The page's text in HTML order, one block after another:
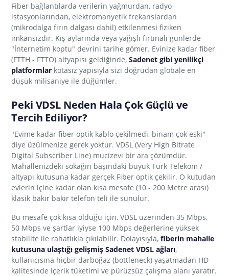
Fiber bağlantılarda verilerin yağmurdan, radyo
istasyonlarından, elektromanyetik frekanslardan
(mikrodalga fırın dalgası dahil) etkilenmesi fiziken
imkansızdır. Kış aylarında veya yağışlı fırtınalı günlerde
"İnternetim koptu" devrini tarihe gömer. Evinize kadar fiber
(FTTH - FTTO) altyapısı geldiğinde,Sadenet gibi yenilikçi
platformlar kotasız yapısıyla sizi doğrudan globale en
düşük milisaniye ile düğümler.
Peki VDSL Neden Hala Çok Güçlü ve
Tercih Ediliyor?
"Evime kadar fiber optik kablo çekilmedi, binam çok eski"
diye üzülmenize gerek yoktur. VDSL (Very High Bitrate
Digital Subscriber Line) mucizevi bir ara çözümdür.
Mahallenizdeki sokağın başındaki büyük Türk Telekom /
altyapı kutusuna kadar gerçek Fiber optik çekilir. O kutudan
evlerin içine kadar olan kısa mesafe (10 - 200 Metre arası)
klasik bakır bakır telefon teli ile sunulur.
Bu mesafe çok kısa olduğu için, VDSL üzerinden 35 Mbps,
50 Mbps ve şartlar iyiyse 100 Mbps değerlerine yüksek
stabilite ile rahatlıkla çıkılabilir. Dolayısıyla,fiberin mahalle
kutusuna ulaştığı gelişmiş Sadenet VDSL ağları,
kullanıcısına hiçbir darboğaz (bottleneck) yaşatmadan HD
kalitesinde içerik tüketimi ve pürüzsüz çalışma alanı yaratır.